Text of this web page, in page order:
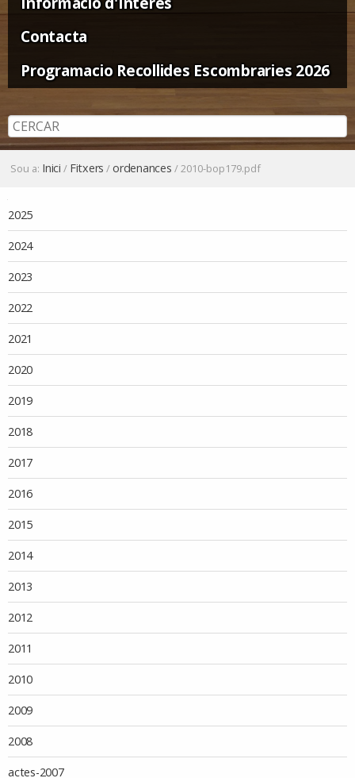
Contacta
Programacio Recollides Escombraries 2026
Sou a: Inici / Fitxers /ordenances /2010-bop179.pdf
2025
2024
2023
2022
2021
2020
2019
2018
2017
2016
2015
2014
2013
2012
2011
2010
2009
2008
actes-2007